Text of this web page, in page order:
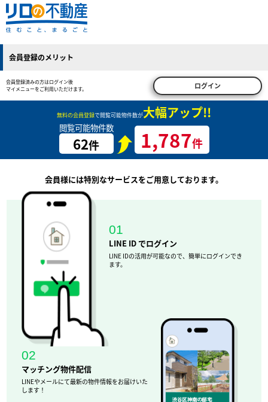
会員登録のメリット
会員登録済みの方はログイン後
マイメニューをご利用いただけます。
ログイン
無料の会員登録で閲覧可能物件数が大幅アップ!!
閲覧可能物件数
62件 1,787件
会員様には特別なサービスをご用意しております。
01
LINE ID でログイン
LINE IDの活用が可能なので、簡単にログインでき
ます。
02
マッチング物件配信
LINEやメールにて最新の物件情報をお届けいた
します！